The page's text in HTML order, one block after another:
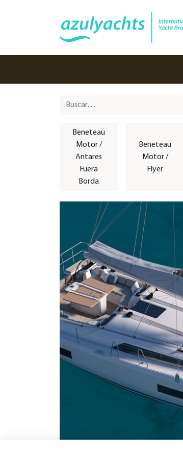
Beneteau
Motor /
Antares
Fuera
Borda
Beneteau
Motor /
Flyer